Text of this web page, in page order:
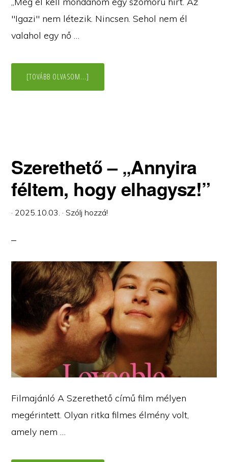
"Igazi" nem létezik. Nincsen. Sehol nem él
valahol egy nő …
[TOVÁBB OLVASOM...]
IGAZI
Szerethető – „Annyira
féltem, hogy elhagysz!”
· 2025.10.03. ·Szólj hozzá!
Filmajánló A Szerethető című film mélyen
megérintett. Olyan ritka filmes élmény volt,
amely nem …